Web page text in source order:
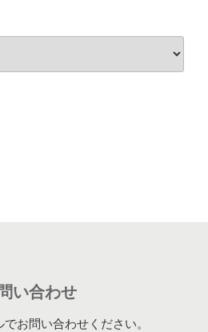
い合わせ
お問い合わせください。